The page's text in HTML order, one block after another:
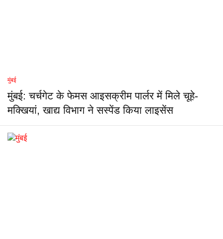
मुंबई
मुंबई: चर्चगेट के फेमस आइसक्रीम पार्लर में मिले चूहे-
मक्खियां, खाद्य विभाग ने सस्पेंड किया लाइसेंस